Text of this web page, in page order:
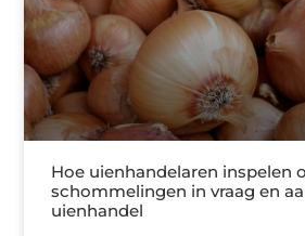
Hoe uienhandelaren inspelen
schommelingen in vraag en
uienhandel